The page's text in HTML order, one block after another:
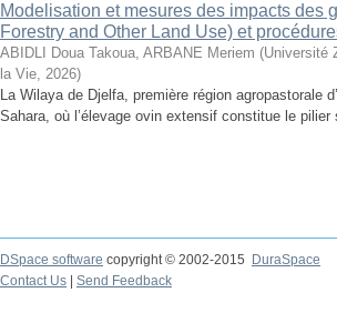
Modelisation et mesures des impacts des
Forestry and Other Land Use) et
ABIDLI Doua Takoua, ARBANE Meriem (Université
la Vie, 2026)
La Wilaya de Djelfa, première région agropastorale
Sahara, où l’élevage ovin extensif constitue le
DSpace software copyright © 2002-2015
DuraSpace
Contact Us
Send Feedback